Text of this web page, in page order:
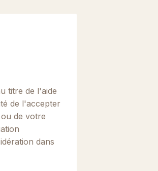
titre de l'aide
de l'accepter
de votre
dans